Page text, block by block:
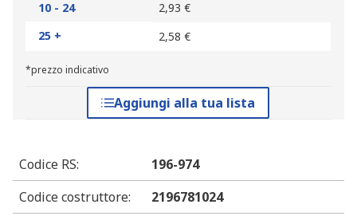
10 - 24
2,93 €
25 +
2,58 €
*prezzo indicativo
Aggiungi alla tua lista
Codice RS:
196-974
Codice costruttore:
2196781024